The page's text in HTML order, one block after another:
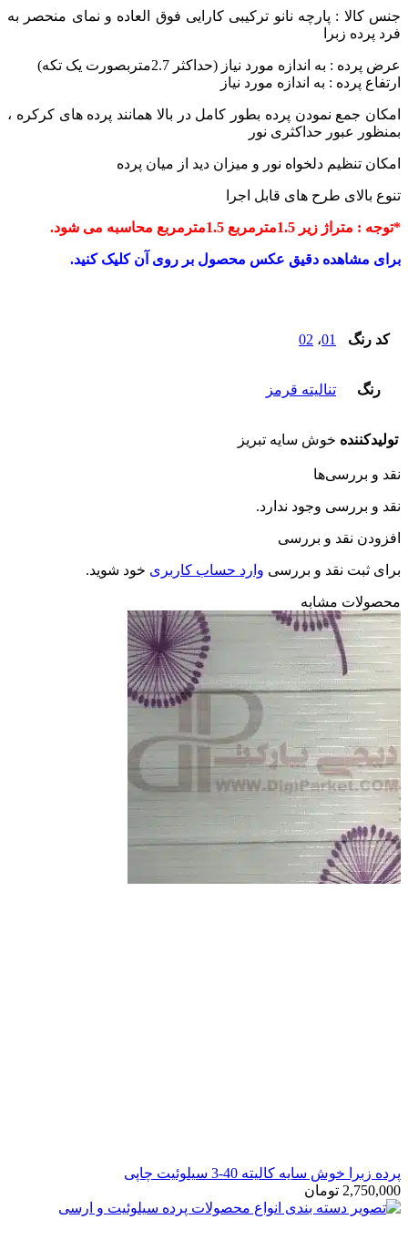
کالا : پارچه نانو ترکیبی کارایی فوق العاده و نمای منحصر به
پرده زبرا
پرده : به اندازه مورد نیاز (حداکثر 2.7متربصورت یک تکه)
پرده : به اندازه مورد نیاز
جمع نمودن پرده بطور کامل در بالا همانند پرده های کرکره ،
عبور حداکثری نور
تنظیم دلخواه نور و میزان دید از میان پرده
بالای طرح های قابل اجرا
: متراژ زیر 1.5مترمربع 1.5مترمربع محاسبه می شود.
مشاهده دقیق عکس محصول بر روی آن کلیک کنید.
کد رنگ 01،02
رنگ تنالیته قرمز
تولیدکننده خوش سایه تبریز
و بررسی‌ها
و بررسی وجود ندارد.
نقد و بررسی
ثبت نقد و بررسی وارد حساب کاربریخود شوید.
مشابه
زبرا خوش سایه کالیته 40-3 سیلوئیت چاپی
تومان